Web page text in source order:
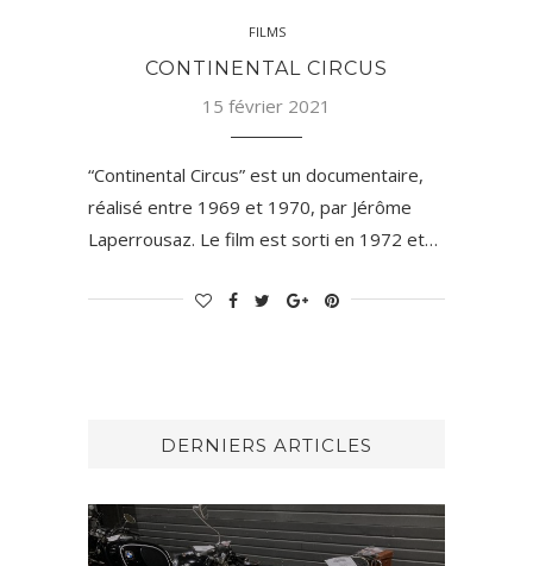
FILMS
CONTINENTAL CIRCUS
15 février 2021
“Continental Circus” est un documentaire,
réalisé entre 1969 et 1970, par Jérôme
Laperrousaz. Le film est sorti en 1972 et…
DERNIERS ARTICLES